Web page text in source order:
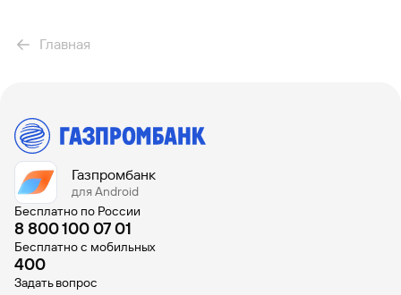
Главная
Газпромбанк
для Android
Бесплатно по России
8 800 100 07 01
Бесплатно с мобильных
400
Задать вопрос